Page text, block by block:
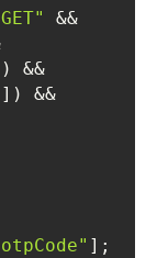
&&
&&
]) &&
]) &&